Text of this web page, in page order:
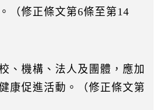
（修正條文第6條至第14
、機構、法人及團體，應加
康促進活動。（修正條文第